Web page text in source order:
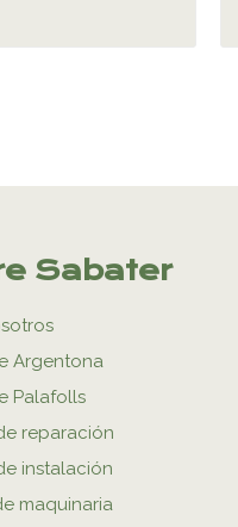
Sabater
Argentona
Palafolls
reparación
instalación
maquinaria